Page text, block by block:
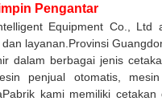
Pengantar
Equipment Co., Ltd
layanan.Provinsi
dalam berbagai jenis
penjual otomatis,
kami memiliki